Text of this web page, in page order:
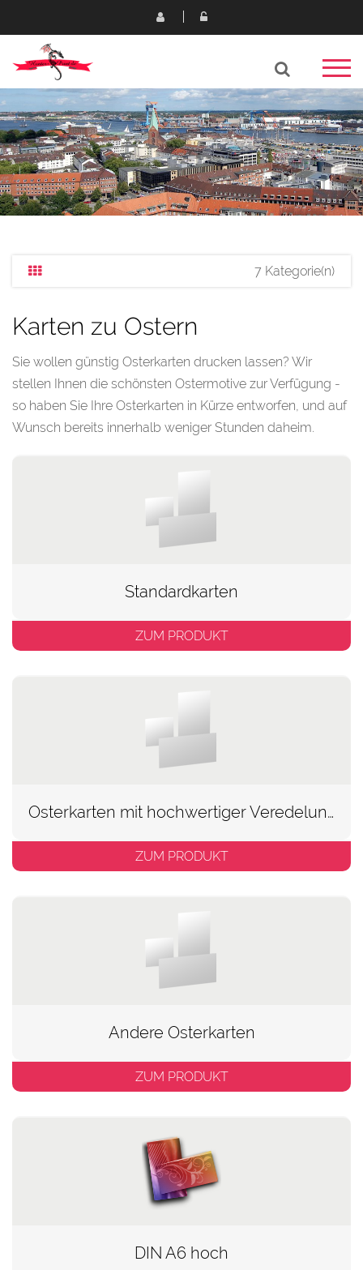
7 Kategorie(n)
Karten zu Ostern
Sie wollen günstig Osterkarten drucken lassen? Wir
stellen Ihnen die schönsten Ostermotive zur Verfügung -
so haben Sie Ihre Osterkarten in Kürze entworfen, und auf
Wunsch bereits innerhalb weniger Stunden daheim.
Standardkarten
ZUM PRODUKT
Osterkarten mit hochwertiger Veredelung
ZUM PRODUKT
Andere Osterkarten
ZUM PRODUKT
DIN A6 hoch